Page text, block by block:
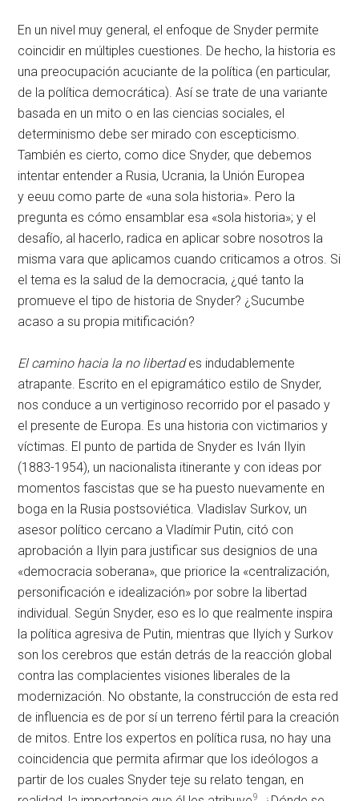
En un nivel muy general, el enfoque de Snyder permite
coincidir en múltiples cuestiones. De hecho, la historia es
una preocupación acuciante de la política (en particular,
de la política democrática). Así se trate de una variante
basada en un mito o en las ciencias sociales, el
determinismo debe ser mirado con escepticismo.
También es cierto, como dice Snyder, que debemos
intentar entender a Rusia, Ucrania, la Unión Europea
y eeuu como parte de «una sola historia». Pero la
pregunta es cómo ensamblar esa «sola historia»; y el
desafío, al hacerlo, radica en aplicar sobre nosotros la
misma vara que aplicamos cuando criticamos a otros. Si
el tema es la salud de la democracia, ¿qué tanto la
promueve el tipo de historia de Snyder? ¿Sucumbe
acaso a su propia mitificación?
El camino hacia la no libertades indudablemente
atrapante. Escrito en el epigramático estilo de Snyder,
nos conduce a un vertiginoso recorrido por el pasado y
el presente de Europa. Es una historia con victimarios y
víctimas. El punto de partida de Snyder es Iván Ilyin
(1883-1954), un nacionalista itinerante y con ideas por
momentos fascistas que se ha puesto nuevamente en
boga en la Rusia postsoviética. Vladislav Surkov, un
asesor político cercano a Vladímir Putin, citó con
aprobación a Ilyin para justificar sus designios de una
«democracia soberana», que priorice la «centralización,
personificación e idealización» por sobre la libertad
individual. Según Snyder, eso es lo que realmente inspira
la política agresiva de Putin, mientras que Ilyich y Surkov
son los cerebros que están detrás de la reacción global
contra las complacientes visiones liberales de la
modernización. No obstante, la construcción de esta red
de influencia es de por sí un terreno fértil para la creación
de mitos. Entre los expertos en política rusa, no hay una
coincidencia que permita afirmar que los ideólogos a
partir de los cuales Snyder teje su relato tengan, en
9